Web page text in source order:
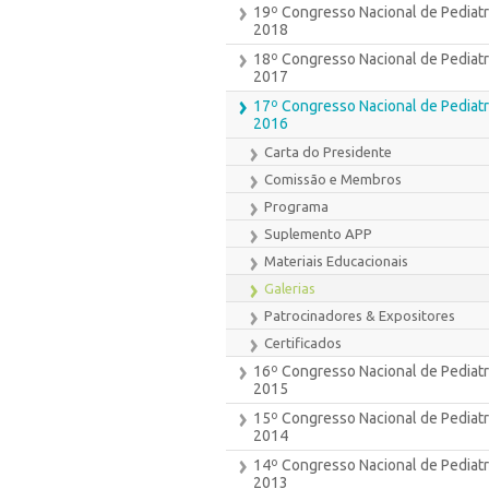
19º Congresso Nacional de
2018
18º Congresso Nacional de
2017
17º Congresso Nacional de
2016
Carta do Presidente
Comissão e Membros
Programa
Suplemento APP
Materiais Educacionais
Galerias
Patrocinadores & Expositores
Certificados
16º Congresso Nacional de
2015
15º Congresso Nacional de
2014
14º Congresso Nacional de
2013